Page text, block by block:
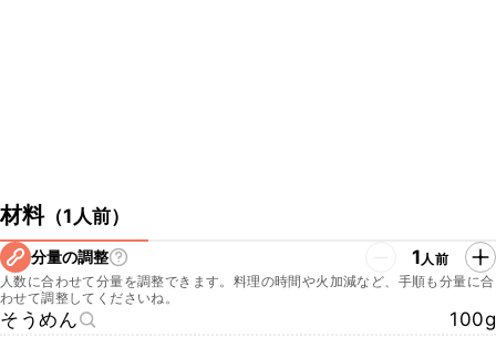
材料（1人前）
分量の調整 1人前
人数に合わせて分量を調整できます。料理の時間や火加減など、手順も分量に合
わせて調整してくださいね。
そうめん
100g